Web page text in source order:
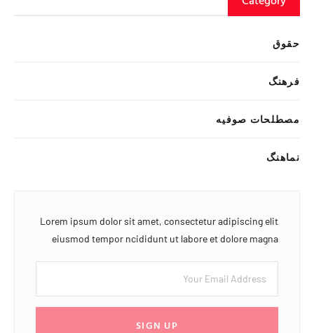
حقوق
فرهنگ
مصطلحات صوفیه
نماهنگ
Lorem ipsum dolor sit amet, consectetur adipiscing elit
eiusmod tempor ncididunt ut labore et dolore magna
SIGN UP